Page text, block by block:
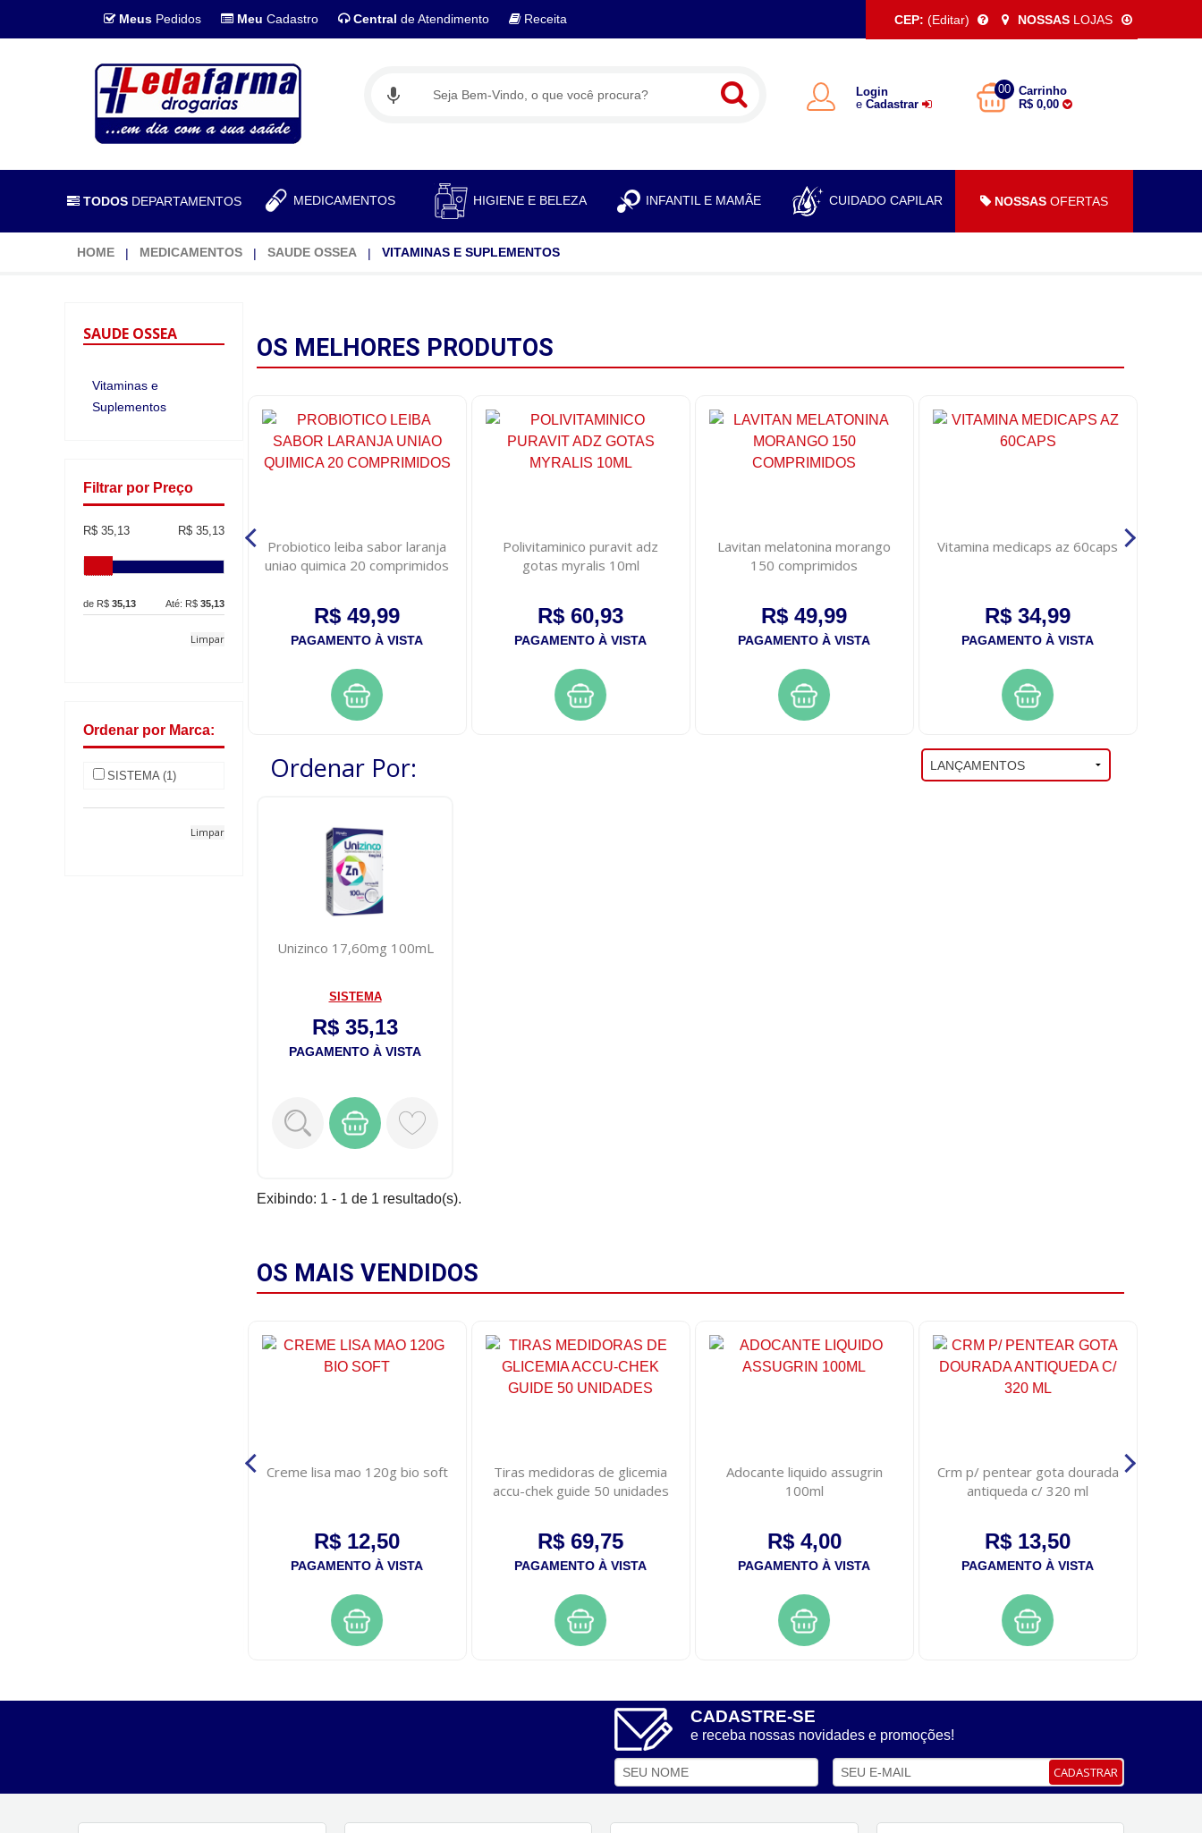
Meus Pedidos Meu Cadastro Central de Atendimento Receita CEP: (Editar) NOSSAS LOJAS
Login
e Cadastrar
00
Carrinho
R$ 0,00
TODOS DEPARTAMENTOS MEDICAMENTOS HIGIENE E BELEZA INFANTIL E MAMÃE CUIDADO CAPILAR NOSSAS OFERTAS
HOME MEDICAMENTOS SAUDE OSSEA VITAMINAS E SUPLEMENTOS
SAUDE OSSEA
Vitaminas e
Suplementos
Filtrar por Preço
R$ 35,13 R$ 35,13
de R$ 35,13 Até: R$ 35,13
Limpar
Ordenar por Marca:
SISTEMA (1)
Limpar
OS MELHORES PRODUTOS
12 capsulas
R$ 49,99
PAGAMENTO À VISTA
Probiotico leiba sabor laranja
uniao quimica 20 comprimidos
R$ 49,99
PAGAMENTO À VISTA
Polivitaminico puravit adz
gotas myralis 10ml
R$ 60,93
PAGAMENTO À VISTA
Lavitan melatonina morango
150 comprimidos
R$ 49,99
PAGAMENTO À VISTA
Vitamina medicaps az 60caps
R$ 34,99
PAGAMENTO À VISTA
Ordenar Por:
Unizinco 17,60mg 100mL
SISTEMA
R$ 35,13
PAGAMENTO À VISTA
Exibindo: 1 - 1 de 1 resultado(s).
OS MAIS VENDIDOS
Creme lisa mao 120g bio soft
R$ 12,50
PAGAMENTO À VISTA
Tiras medidoras de glicemia
accu-chek guide 50 unidades
R$ 69,75
PAGAMENTO À VISTA
Adocante liquido assugrin
100ml
R$ 4,00
PAGAMENTO À VISTA
Crm p/ pentear gota dourada
antiqueda c/ 320 ml
R$ 13,50
PAGAMENTO À VISTA
CADASTRE-SE
e receba nossas novidades e promoções!
CADASTRAR